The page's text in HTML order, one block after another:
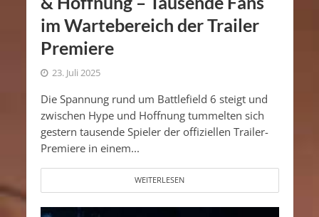
im Wartebereich der Trailer
Premiere
23. Juli 2025
Die Spannung rund um Battlefield 6 steigt und
zwischen Hype und Hoffnung tummelten sich
gestern tausende Spieler der offiziellen Trailer-
Premiere in einem...
WEITERLESEN